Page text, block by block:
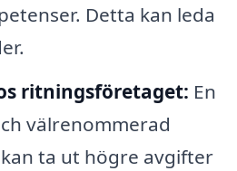
Detta kan leda
ritningsföretaget: En
välrenommerad
ta ut högre avgifter